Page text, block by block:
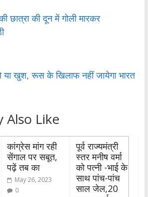
e
की छात्रा की दून में गोली मारकर
या खुश, रूस के खिलाफ नहीं जायेगा भारत
Also Like
कांग्रेस मांग रही
सेंगाल पर सबूत,
पढ़ें तब का
May 26, 2023
0
पूर्व राज्यमंत्री
स्तर मनीष वर्मा
को पत्नी -भाई के
साथ पांच-पांच
साल जेल,20